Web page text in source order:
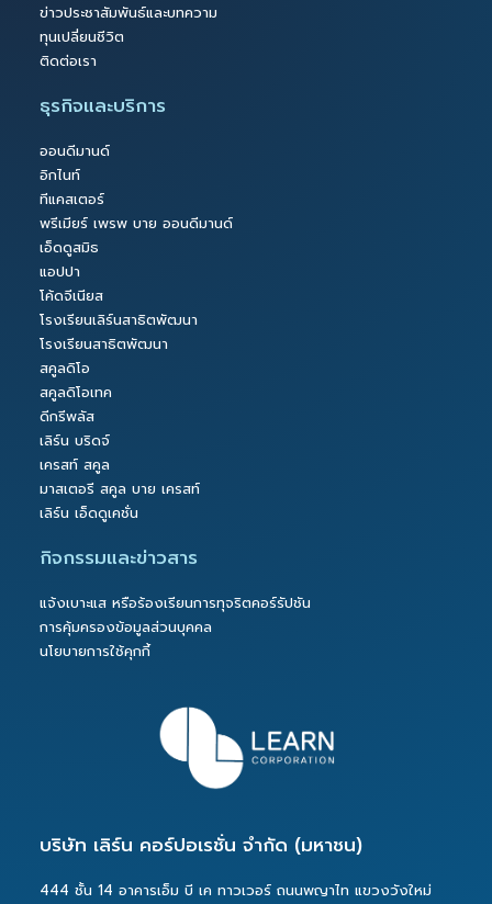
ข่าวประชาสัมพันธ์และบทความ
ทุนเปลี่ยนชีวิต
ติดต่อเรา
ธุรกิจและบริการ
ออนดีมานด์
อิกไนท์
ทีแคสเตอร์
พรีเมียร์ เพรพ บาย ออนดีมานด์
เอ็ดดูสมิธ
แอปปา
โค้ดจีเนียส
โรงเรียนเลิร์นสาธิตพัฒนา
โรงเรียนสาธิตพัฒนา
สคูลดิโอ
สคูลดิโอเทค
ดีกรีพลัส
เลิร์น บริดจ์
เครสท์ สคูล
มาสเตอรี สคูล บาย เครสท์
เลิร์น เอ็ดดูเคชั่น
กิจกรรมและข่าวสาร
แจ้งเบาะแส หรือร้องเรียนการทุจริตคอร์รัปชัน
การคุ้มครองข้อมูลส่วนบุคคล
นโยบายการใช้คุกกี้
บริษัท เลิร์น คอร์ปอเรชั่น จำกัด (มหาชน)
444 ชั้น 14 อาคารเอ็ม บี เค ทาวเวอร์ ถนนพญาไท แขวงวังใหม่